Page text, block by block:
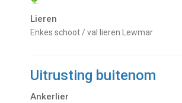
Lieren
Enkes schoot / val lieren Lewmar
Uitrusting buitenom
Ankerlier